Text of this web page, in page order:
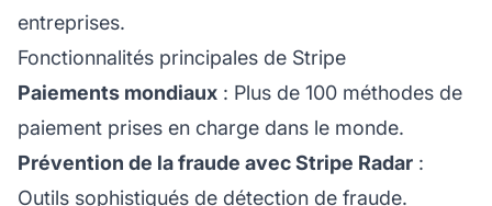
entreprises.
Fonctionnalités principales de Stripe
Paiements mondiaux : Plus de 100 méthodes de
paiement prises en charge dans le monde.
Prévention de la fraude avec Stripe Radar :
Outils sophistiqués de détection de fraude.